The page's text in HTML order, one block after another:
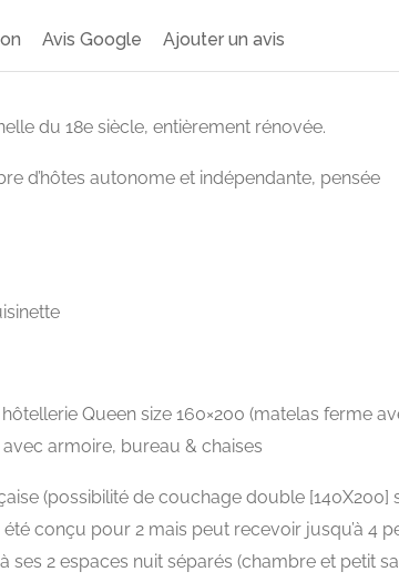
Avis Google Ajouter un avis
du 18e siècle, entièrement rénovée.
d’hôtes autonome et indépendante, pensée
Queen size 160×200 (matelas ferme
armoire, bureau & chaises
(possibilité de couchage double [140X200]
conçu pour 2 mais peut recevoir jusqu’à 4
ses 2 espaces nuit séparés (chambre et petit